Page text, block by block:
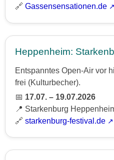
🔗Gassensensationen.de
Heppenheim:
Entspanntes Open-Air vor
frei (Kulturbecher).
📅 17.07. – 19.07.2026
📍 Starkenburg
🔗starkenburg-festival.de